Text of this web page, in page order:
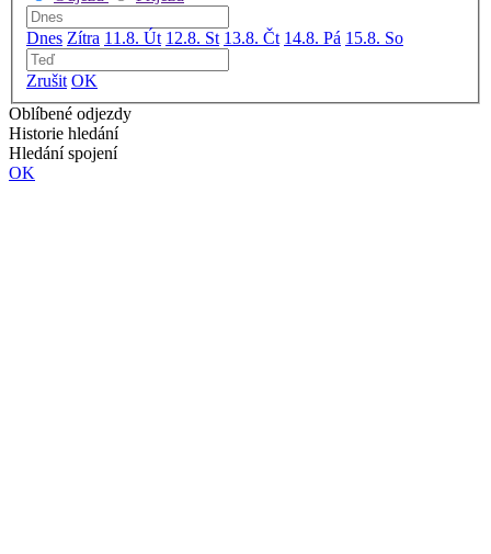
Dnes Zítra 11.8. Út 12.8. St 13.8. Čt 14.8. Pá 15.8. So
Zrušit OK
Oblíbené odjezdy
Historie hledání
Hledání spojení
OK